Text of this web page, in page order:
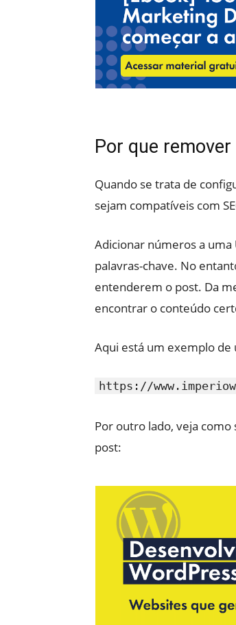
Por que
Quando se trata de
sejam compatíveis com
Adicionar números a uma
palavras-chave. No
entenderem o post. Da
encontrar o conteúdo
Aqui está um exemplo de
https://
Por outro lado, veja como
post: